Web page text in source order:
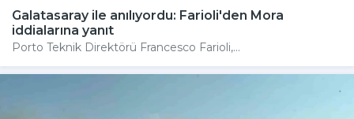
Galatasaray ile anılıyordu: Farioli'den Mora
iddialarına yanıt
Porto Teknik Direktörü Francesco Farioli,...